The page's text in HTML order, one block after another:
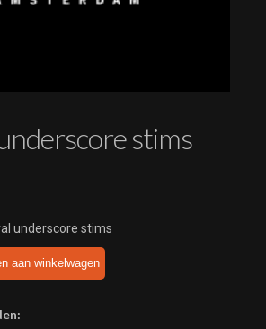
stims
underscore stims
aan winkelwagen